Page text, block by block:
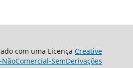
com uma Licença Creative
SemDerivações